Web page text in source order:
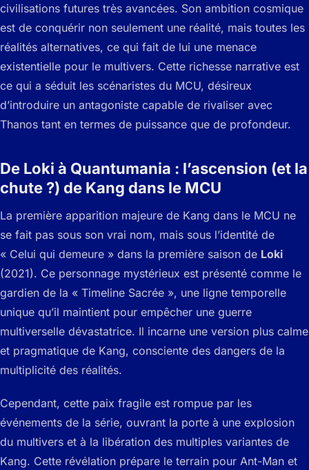
civilisations futures très avancées. Son ambition cosmique
est de conquérir non seulement une réalité, mais toutes les
réalités alternatives, ce qui fait de lui une menace
existentielle pour le multivers. Cette richesse narrative est
ce qui a séduit les scénaristes du MCU, désireux
d’introduire un antagoniste capable de rivaliser avec
Thanos tant en termes de puissance que de profondeur.
De Loki à Quantumania : l’ascension (et la
chute ?) de Kang dans le MCU
La première apparition majeure de Kang dans le MCU ne
se fait pas sous son vrai nom, mais sous l’identité de
« Celui qui demeure » dans la première saison de Loki
(2021). Ce personnage mystérieux est présenté comme le
gardien de la « Timeline Sacrée », une ligne temporelle
unique qu’il maintient pour empêcher une guerre
multiverselle dévastatrice. Il incarne une version plus calme
et pragmatique de Kang, consciente des dangers de la
multiplicité des réalités.
Cependant, cette paix fragile est rompue par les
événements de la série, ouvrant la porte à une explosion
du multivers et à la libération des multiples variantes de
Kang. Cette révélation prépare le terrain pour Ant-Man et